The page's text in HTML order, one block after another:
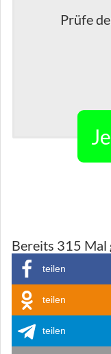
Prüfe
Bereits 315 Mal
teilen
teilen
teilen